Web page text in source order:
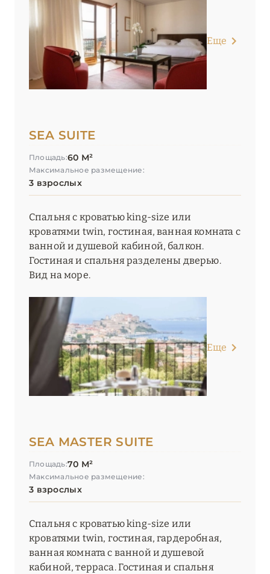
Еще
SEA SUITE
Площадь:60 М²
Максимальное размещение:
3 взрослых
Спальня с кроватью king-size или
кроватями twin, гостиная, ванная комната с
ванной и душевой кабиной, балкон.
Гостиная и спальня разделены дверью.
Вид на море.
Еще
SEA MASTER SUITE
Площадь:70 М²
Максимальное размещение:
3 взрослых
Спальня с кроватью king-size или
кроватями twin, гостиная, гардеробная,
ванная комната с ванной и душевой
кабиной, терраса. Гостиная и спальня